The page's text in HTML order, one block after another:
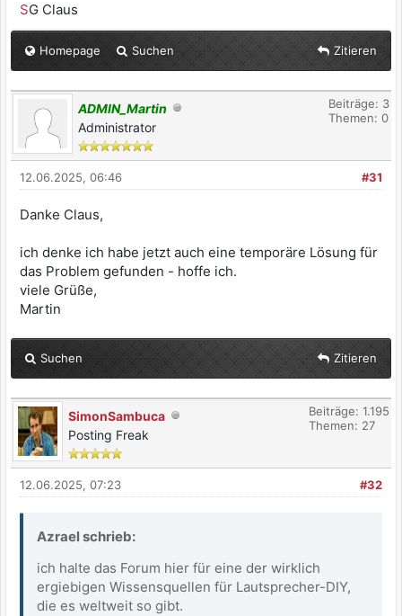
SG Claus
Homepage Suchen Zitieren
ADMIN_Martin
Administrator
Beiträge: 3
Themen: 0
#31
12.06.2025, 06:46
Danke Claus,
ich denke ich habe jetzt auch eine temporäre Lösung für
das Problem gefunden - hoffe ich.
viele Grüße,
Martin
Suchen Zitieren
SimonSambuca
Posting Freak
Beiträge: 1.195
Themen: 27
#32
12.06.2025, 07:23
Azrael schrieb:
ich halte das Forum hier für eine der wirklich
ergiebigen Wissensquellen für Lautsprecher-DIY,
die es weltweit so gibt.